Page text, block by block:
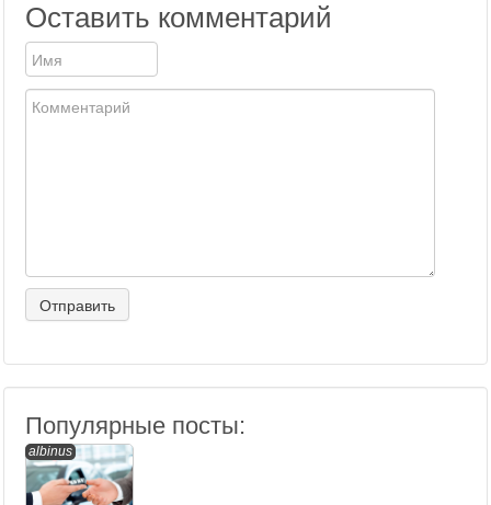
Оставить комментарий
Популярные посты:
albinus